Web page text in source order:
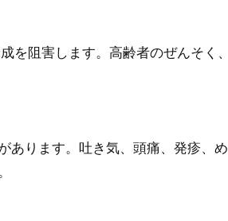
を阻害します。高齢者のぜんそく、
あります。吐き気、頭痛、発疹、め